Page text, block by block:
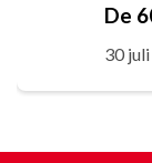
De
30